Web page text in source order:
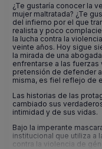
¿Te gustaría conocer la
mujer maltratada? ¿Te
del infierno por el que
realista y poco
la lucha contra la
veinte años. Hoy sigue
la mirada de una
enfrentarse a las fuerzas
pretensión de defender
misma, es fiel reflejo de
Las historias de las
cambiado sus
intimidad y de sus vidas.
Bajo la imperante
institucional que utiliza a
contra la violencia de